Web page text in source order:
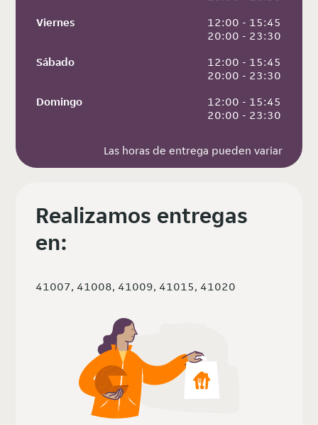
Viernes
12:00 - 15:45
20:00 - 23:30
Sábado
12:00 - 15:45
20:00 - 23:30
Domingo
12:00 - 15:45
20:00 - 23:30
Las horas de entrega pueden variar
Realizamos entregas
en:
41007, 41008, 41009, 41015, 41020